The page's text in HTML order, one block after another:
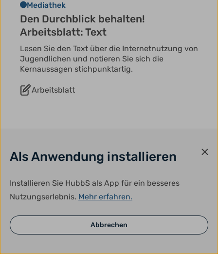
Mediathek
Den Durchblick behalten!
Arbeitsblatt: Text
Lesen Sie den Text über die Internetnutzung von
Jugendlichen und notieren Sie sich die
Kernaussagen stichpunktartig.
Arbeitsblatt
1 2 3 4
Als Anwendung installieren
Installieren Sie HubbS als App für ein besseres
Nutzungserlebnis. Mehr erfahren.
Abbrechen
App installieren